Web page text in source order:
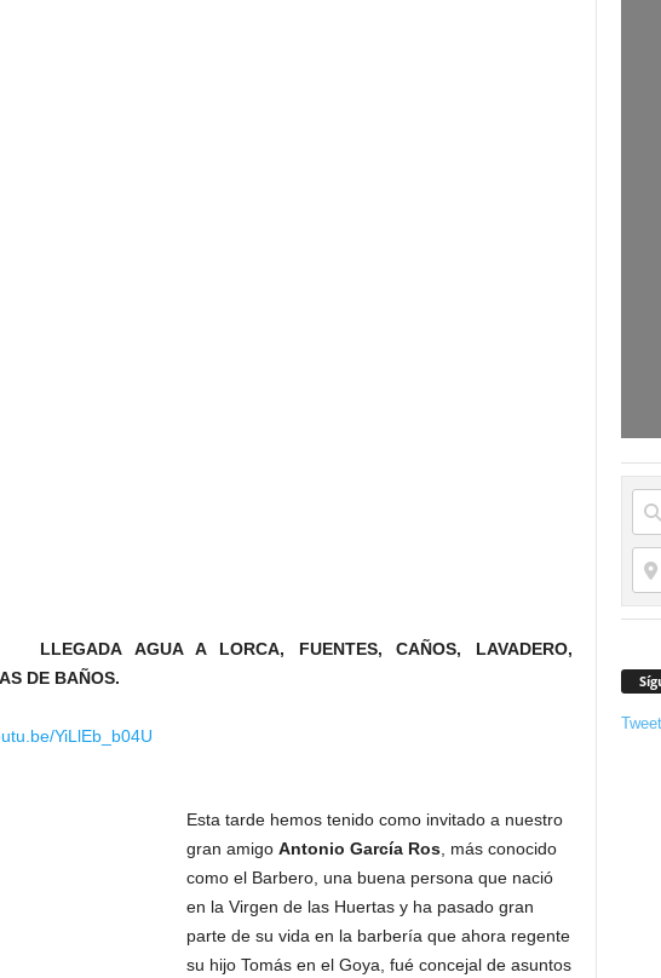
LLEGADA AGUA A LORCA, FUENTES, CAÑOS, LAVADERO,
DE BAÑOS.
YiLlEb_b04U
Esta tarde hemos tenido como invitado a nuestro
gran amigo Antonio García Ros, más conocido
como el Barbero, una buena persona que nació
en la Virgen de las Huertas y ha pasado gran
parte de su vida en la barbería que ahora regente
su hijo Tomás en el Goya, fué concejal de asuntos